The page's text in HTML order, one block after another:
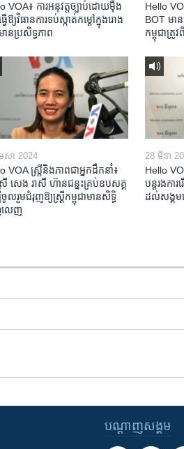
VOA៖ ការអនុវត្ត​ច្បាប់​ដោយ​ម៉ឺង
ើ​ឱ្យ​វិធានការ​ទប់ស្កាត់​កម្តៅ​ក្នុង​រោង
ាន​ប្រសិទ្ធភាព​​
Hello
BOT​ មា
កម្ពុជា​ត្
សា 2024
VOA ស្ត្រីនិងភាពជាអ្នកដឹកនាំ៖
រី សេង រាសី ហ៊ានជន្នះគ្រប់ឧបសគ្គ
ចូលរួមជំរុញឱ្យស្រ្តីកម្ពុជាមានសិទ្ធិ
លេញ
28 មីនា
Hello
បន្តរងកា
ដល់សង្គមស
បណ្តាញ​សង្គម